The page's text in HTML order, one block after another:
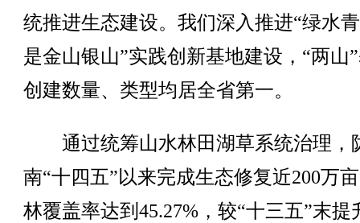
统推进生态建设。我们深入推进“绿水
是金山银山”实践创新基地建设，“两山
创建数量、类型均居全省第一。
通过统筹山水林田湖草系统治理，
南“十四五”以来完成生态修复近200万
林覆盖率达到45.27%，较“十三五”末提